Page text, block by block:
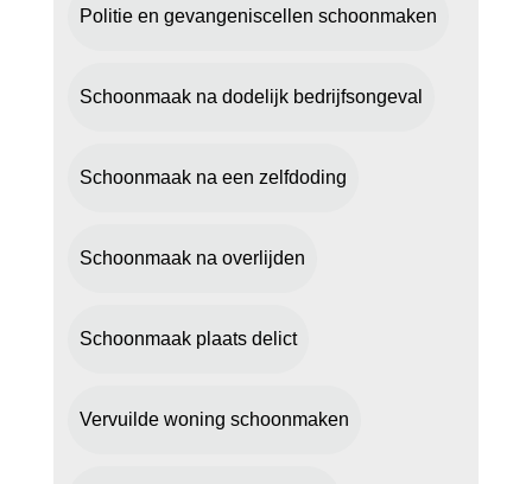
Politie en gevangeniscellen schoonmaken
Schoonmaak na dodelijk bedrijfsongeval
Schoonmaak na een zelfdoding
Schoonmaak na overlijden
Schoonmaak plaats delict
Vervuilde woning schoonmaken